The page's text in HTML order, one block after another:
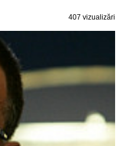
407 vizualizări